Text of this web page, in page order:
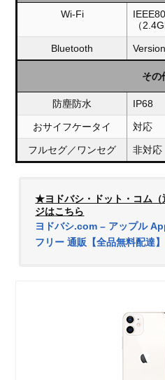
Wi-Fi
（
Bluetooth
その
防塵防水 IP68
おサイフケータイ 対応
フルセグ／ワンセグ 非対応
★ヨドバシ・ドット・コム（
ジはこちら
ヨドバシ.com – アップル
フリー 通販【全品無料配達】